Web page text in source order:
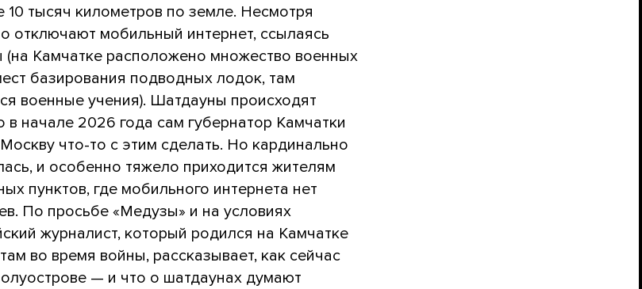
10 тысяч километров по земле. Несмотря
отключают мобильный интернет, ссылаясь
Камчатке расположено множество военных
базирования подводных лодок, там
военные учения). Шатдауны происходят
в начале 2026 года сам губернатор Камчатки
Москву что-то с этим сделать. Но кардинально
и особенно тяжело приходится жителям
пунктов, где мобильного интернета нет
По просьбе «Медузы» и на условиях
журналист, который родился на Камчатке
во время войны, рассказывает, как сейчас
— и что о шатдаунах думают